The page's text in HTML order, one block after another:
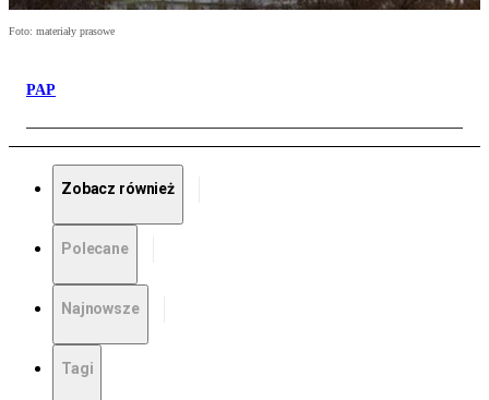
Foto: materiały prasowe
PAP
Zobacz również
Polecane
Najnowsze
Tagi